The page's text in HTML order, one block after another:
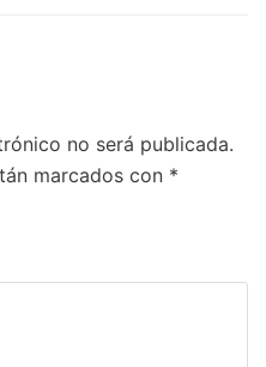
no será publicada.
marcados con *